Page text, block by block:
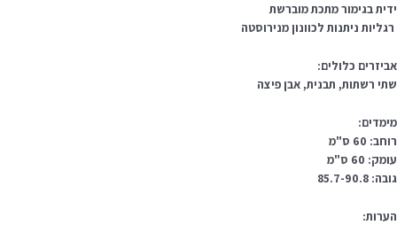
בגימור מתכת מוברשת
ניתנות לכוונון מנירוסטה
כלולים:
רשתות, תבנית, אבן פיצה
60 ס"מ
60 ס"מ
85.7-90.8